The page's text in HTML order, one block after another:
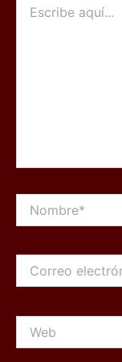
aquí...
electrónico*